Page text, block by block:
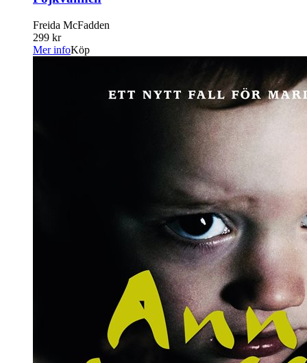
Freida McFadden
299 kr
Mer infoKöp